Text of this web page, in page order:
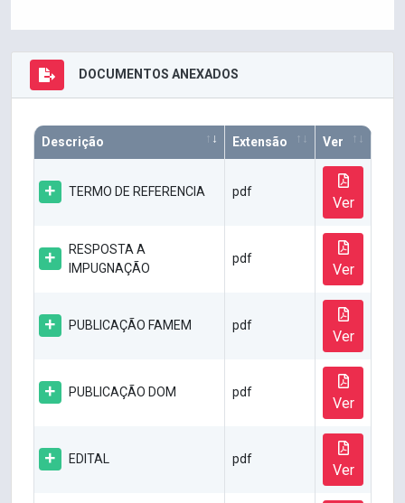
DOCUMENTOS ANEXADOS
Descrição Extensão Ver
TERMO DE REFERENCIA pdf
Ver
RESPOSTA A
IMPUGNAÇÃO
pdf
Ver
PUBLICAÇÃO FAMEM pdf
Ver
PUBLICAÇÃO DOM pdf
Ver
EDITAL pdf
Ver